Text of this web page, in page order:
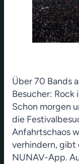
Über 70 Bands
Besucher: Rock
Schon morgen
die
Anfahrtschaos
verhindern, gibt
NUNAV-App.